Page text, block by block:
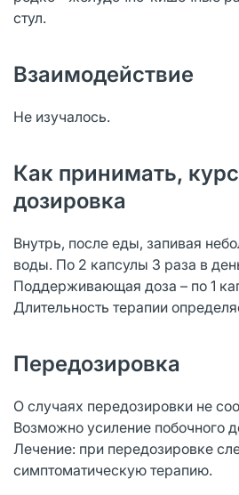
стул.
Взаимодействие
Не изучалось.
Как принимать,
дозировка
Внутрь, после еды, запивая
воды. По 2 капсулы 3 раза в
Поддерживающая доза – по 1
Длительность терапии
Передозировка
О случаях передозировки не
Возможно усиление побочного
Лечение: при передозировке
симптоматическую терапию.